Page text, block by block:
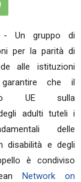
- Un gruppo di
per la parità di
alle istituzioni
che il
UE sulla
adulti tuteli i
delle
disabilità e degli
è condiviso
Network on